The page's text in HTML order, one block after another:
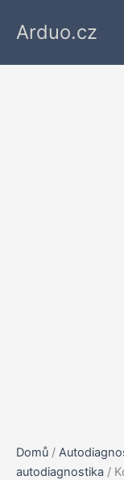
Arduo.cz
Domů /
autodiagnostika /